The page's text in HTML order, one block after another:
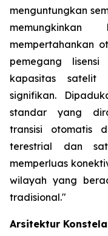
menguntungkan
mempertahankan
pemegang lisensi
kapasitas satelit
signifikan.
standar yang
transisi otomatis
terestrial dan
memperluas
wilayah yang
tradisional."
Arsitektur